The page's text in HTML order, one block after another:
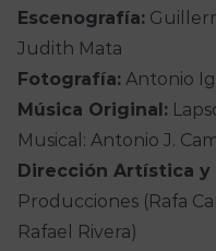
Escenografía:
Judith Mata
Fotografía:Antonio
Música Original:
Musical: Antonio J.
Dirección Artística y
Producciones (Rafa
Rafael Rivera)